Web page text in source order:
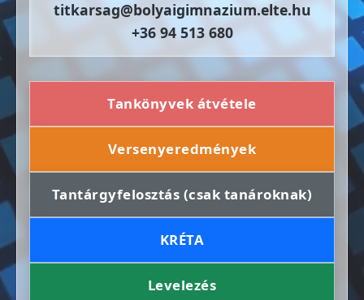
titkarsag@bolyaigimnazium.elte.hu
+36 94 513 680
Tankönyvek átvétele
Versenyeredmények
Tantárgyfelosztás (csak tanároknak)
KRÉTA
Levelezés